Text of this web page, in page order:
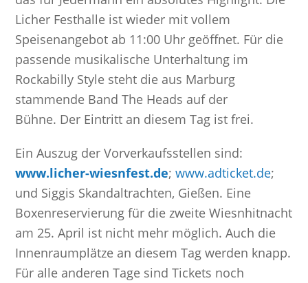
Licher Festhalle ist wieder mit vollem
Speisenangebot ab 11:00 Uhr geöffnet. Für die
passende musikalische Unterhaltung im
Rockabilly Style steht die aus Marburg
stammende Band The Heads auf der
Bühne. Der Eintritt an diesem Tag ist frei.
Ein Auszug der Vorverkaufsstellen sind:
www.licher-wiesnfest.de;www.adticket.de;
und Siggis Skandaltrachten, Gießen. Eine
Boxenreservierung für die zweite Wiesnhitnacht
am 25. April ist nicht mehr möglich. Auch die
Innenraumplätze an diesem Tag werden knapp.
Für alle anderen Tage sind Tickets noch